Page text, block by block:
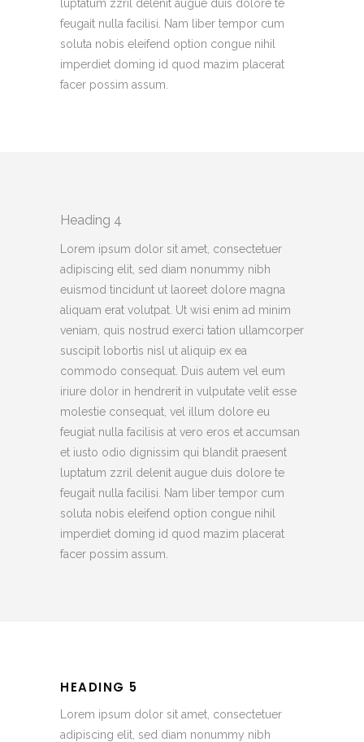
luptatum zzril delenit augue duis dolore te
feugait nulla facilisi. Nam liber tempor cum
soluta nobis eleifend option congue nihil
imperdiet doming id quod mazim placerat
facer possim assum.
Heading 4
Lorem ipsum dolor sit amet, consectetuer
adipiscing elit, sed diam nonummy nibh
euismod tincidunt ut laoreet dolore magna
aliquam erat volutpat. Ut wisi enim ad minim
veniam, quis nostrud exerci tation ullamcorper
suscipit lobortis nisl ut aliquip ex ea
commodo consequat. Duis autem vel eum
iriure dolor in hendrerit in vulputate velit esse
molestie consequat, vel illum dolore eu
feugiat nulla facilisis at vero eros et accumsan
et iusto odio dignissim qui blandit praesent
luptatum zzril delenit augue duis dolore te
feugait nulla facilisi. Nam liber tempor cum
soluta nobis eleifend option congue nihil
imperdiet doming id quod mazim placerat
facer possim assum.
HEADING 5
Lorem ipsum dolor sit amet, consectetuer
adipiscing elit, sed diam nonummy nibh